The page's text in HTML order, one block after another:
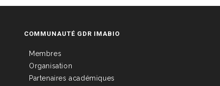
COMMUNAUTÉ GDR IMABIO
Membres
Organisation
Partenaires académiques